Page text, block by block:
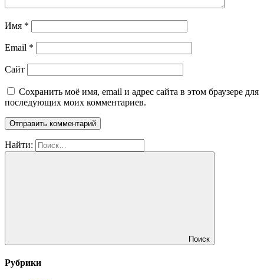
Имя *
Email *
Сайт
Сохранить моё имя, email и адрес сайта в этом браузере для
последующих моих комментариев.
Найти:
Поиск
Рубрики